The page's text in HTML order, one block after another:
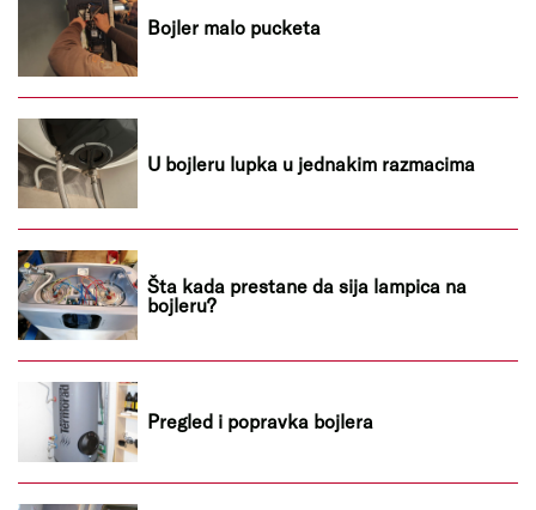
Bojler malo pucketa
U bojleru lupka u jednakim razmacima
Šta kada prestane da sija lampica na
bojleru?
Pregled i popravka bojlera